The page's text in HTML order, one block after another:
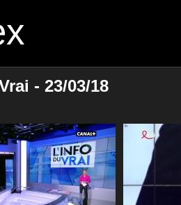
- 23/03/18